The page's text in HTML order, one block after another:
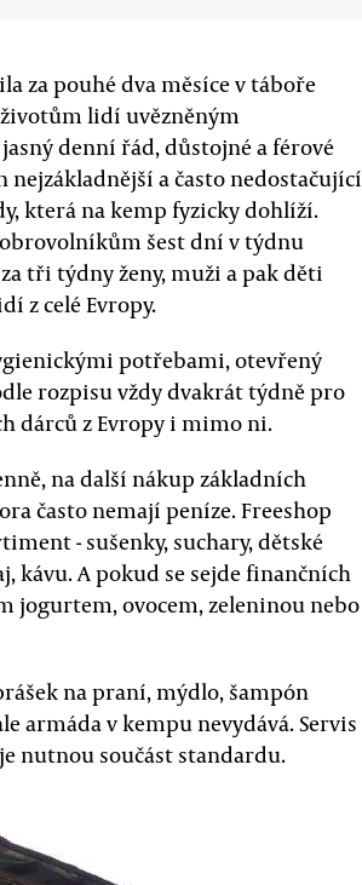
za pouhé dva měsíce v táboře
lidí uvězněným
denní řád, důstojné a férové
a často nedostačující
která na kemp fyzicky dohlíží.
šest dní v týdnu
tři týdny ženy, muži a pak děti
z celé Evropy.
potřebami, otevřený
rozpisu vždy dvakrát týdně pro
dárců z Evropy i mimo ni.
na další nákup základních
často nemají peníze. Freeshop
- sušenky, suchary, dětské
kávu. A pokud se sejde finančních
jogurtem, ovocem, zeleninou nebo
na praní, mýdlo, šampón
armáda v kempu nevydává. Servis
nutnou součást standardu.